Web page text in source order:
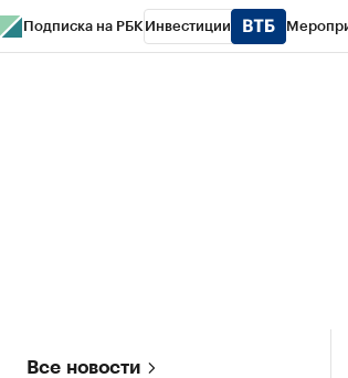
Подписка на РБК Инвестиции
Все новости